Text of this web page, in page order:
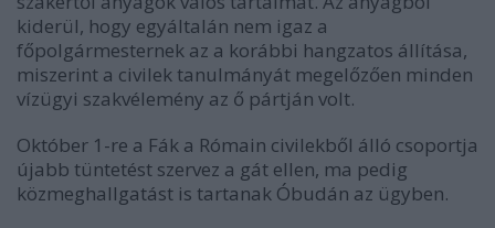
kiderül, hogy egyáltalán nem igaz a
főpolgármesternek az a korábbi hangzatos állítása,
miszerint a civilek tanulmányát megelőzően minden
vízügyi szakvélemény az ő pártján volt.
Október 1-re a Fák a Rómain civilekből álló csoportja
újabb tüntetést szervez a gát ellen, ma pedig
közmeghallgatást is tartanak Óbudán az ügyben.